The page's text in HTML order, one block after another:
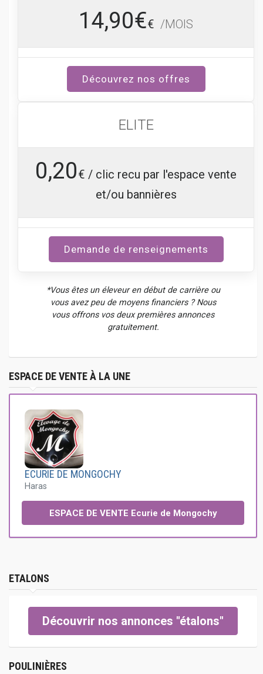
14,90€€ /MOIS
Découvrez nos offres
ELITE
0,20€ / clic recu par l'espace vente
et/ou bannières
Demande de renseignements
*Vous êtes un éleveur en début de carrière ou
vous avez peu de moyens financiers ? Nous
vous offrons vos deux premières annonces
gratuitement.
ESPACE DE VENTE À LA UNE
ECURIE DE MONGOCHY
Haras
ESPACE DE VENTE Ecurie de Mongochy
ETALONS
Découvrir nos annonces "étalons"
POULINIÈRES